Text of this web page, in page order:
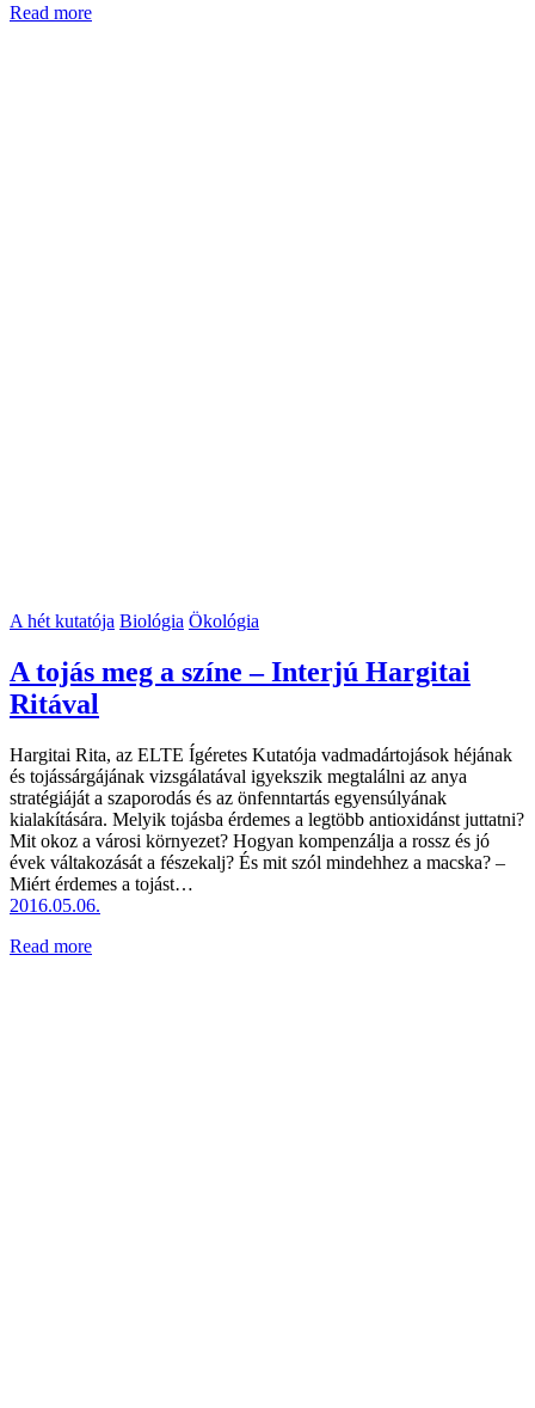
Read more
A hét kutatója Biológia Ökológia
A tojás meg a színe – Interjú Hargitai
Ritával
Hargitai Rita, az ELTE Ígéretes Kutatója vadmadártojások héjának
és tojássárgájának vizsgálatával igyekszik megtalálni az anya
stratégiáját a szaporodás és az önfenntartás egyensúlyának
kialakítására. Melyik tojásba érdemes a legtöbb antioxidánst juttatni?
Mit okoz a városi környezet? Hogyan kompenzálja a rossz és jó
évek váltakozását a fészekalj? És mit szól mindehhez a macska? –
Miért érdemes a tojást…
2016.05.06.
Read more